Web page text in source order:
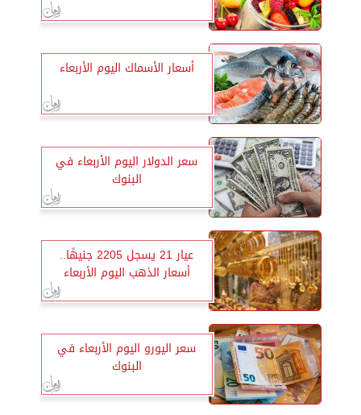
أسعار الأسماك اليوم الأربعاء
سعر الدولار اليوم الأربعاء في
البنوك
عيار 21 يسجل 2205 جنيهًا..
أسعار الذهب اليوم الأربعاء
سعر اليورو اليوم الأربعاء في
البنوك